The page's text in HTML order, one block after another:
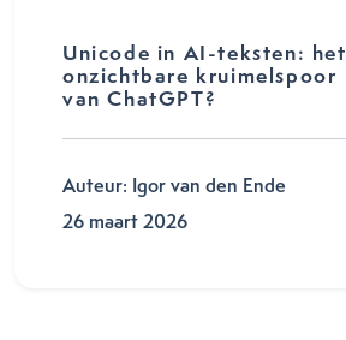
Unicode in AI-teksten: het
onzichtbare kruimelspoor
van ChatGPT?
Auteur: Igor van den Ende
26 maart 2026